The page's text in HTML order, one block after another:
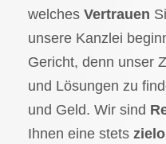
welches Vertrauen
unsere Kanzlei
Gericht, denn unser
und Lösungen zu
und Geld. Wir sind
Ihnen eine stets